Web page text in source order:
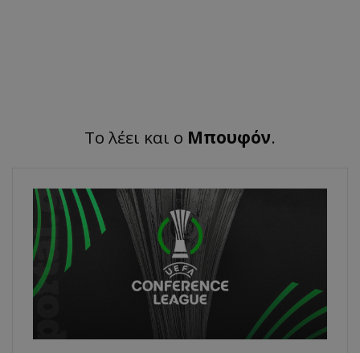
Το λέει και ο Μπουφόν.